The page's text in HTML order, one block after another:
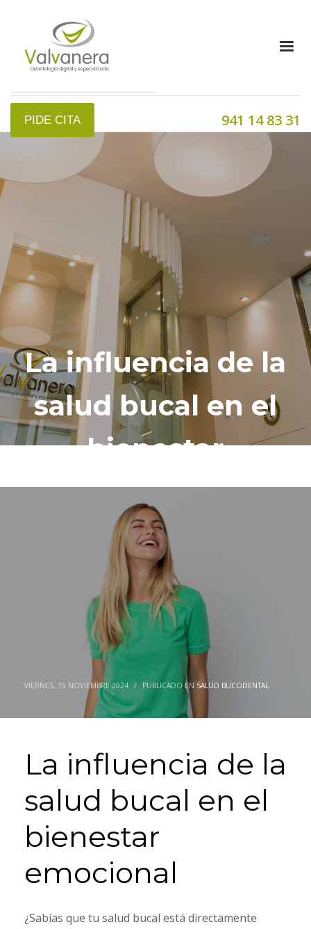
PIDE CITA 941 14 83 31
La influencia de la
salud bucal en el
bienestar
emocional
VIERNES, 15 NOVIEMBRE 2024 / PUBLICADO EN SALUD BUCODENTAL
La influencia de la
salud bucal en el
bienestar
emocional
¿Sabías que tu salud bucal está directamente